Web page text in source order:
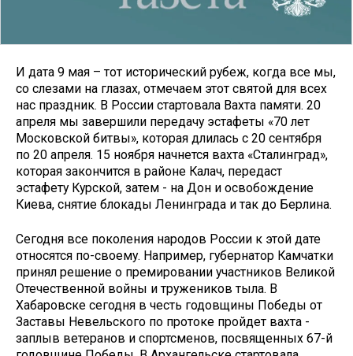
И дата 9 мая – тот исторический рубеж, когда все мы,
со слезами на глазах, отмечаем этот святой для всех
нас праздник. В России стартовала Вахта памяти. 20
апреля мы завершили передачу эстафеты «70 лет
Московской битвы», которая длилась с 20 сентября
по 20 апреля. 15 ноября начнется вахта «Сталинград»,
которая закончится в районе Калач, передаст
эстафету Курской, затем - на Дон и освобождение
Киева, снятие блокады Ленинграда и так до Берлина.
Сегодня все поколения народов России к этой дате
относятся по-своему. Например, губернатор Камчатки
принял решение о премировании участников Великой
Отечественной войны и тружеников тыла. В
Хабаровске сегодня в честь годовщины Победы от
Заставы Невельского по протоке пройдет вахта -
заплыв ветеранов и спортсменов, посвященных 67-й